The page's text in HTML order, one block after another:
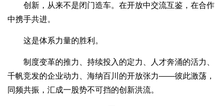
创新，从来不是闭门造车。在开放中交流互鉴，在合作
中携手共进。
这是体系力量的胜利。
制度变革的推力、持续投入的定力、人才奔涌的活力、
千帆竞发的企业动力、海纳百川的开放张力——彼此激荡，
同频共振，汇成一股势不可挡的创新洪流。